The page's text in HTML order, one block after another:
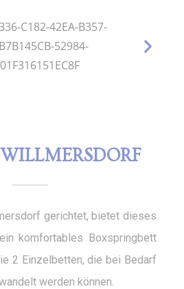
gerichtet, bietet dieses
komfortables Boxspringbett
2 Einzelbetten, die bei Bedarf
werden können.